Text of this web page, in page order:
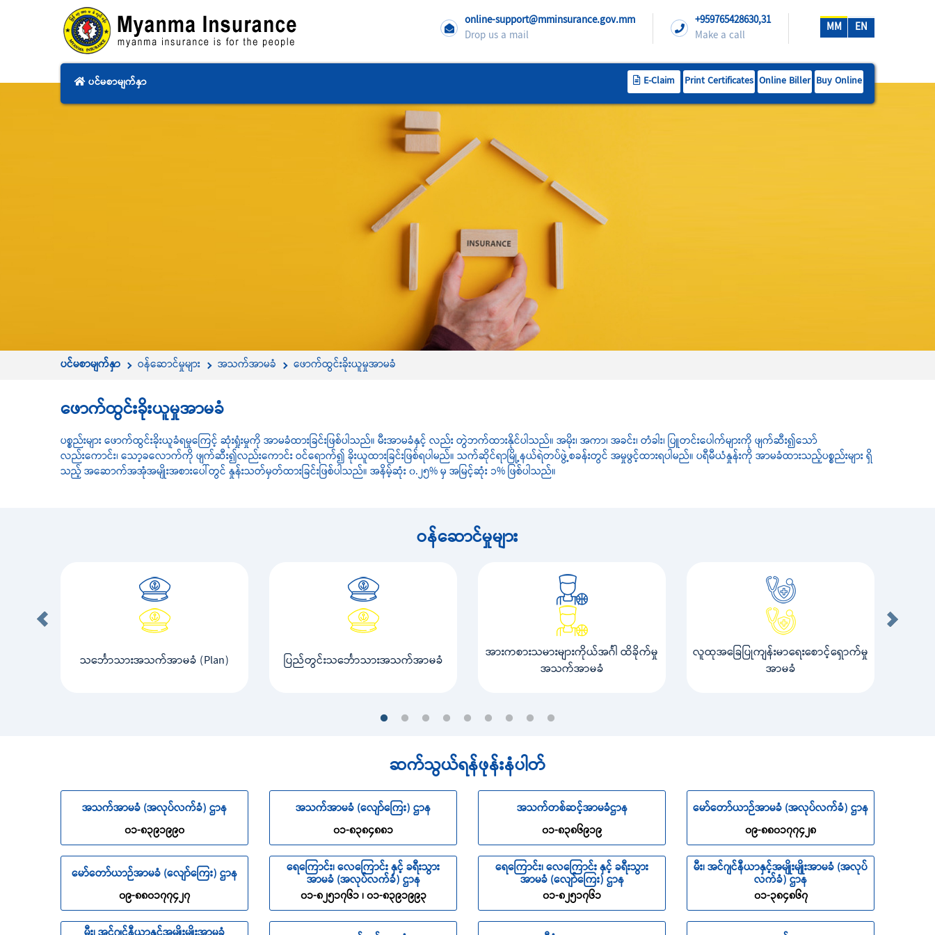
online-support@mminsurance.gov.mm
Drop us a mail
+959765428630,31
Make a call
EN
MM
ပင်မစာမျက်နှာ Buy Online
Online Biller
Print Certificates
E-Claim
ပင်မစာမျက်နှာ ဝန်ဆောင်မှုများ အသက်အာမခံ ဖောက်ထွင်းခိုးယူမှုအာမခံ
ဖောက်ထွင်းခိုးယူမှုအာမခံ
ပစ္စည်းများ ဖောက်ထွင်းခိုးယူခံရမှုကြေင့် ဆုံးရှုံးမှုကို အာမခံထားခြင်းဖြစ်ပါသည်။ မီးအာမခံနှင့် လည်း တွဲဘက်ထားနိုင်ပါသည်။ အမိုး၊ အကာ၊ အခင်း၊ တံခါး၊ ပြူတင်းပေါက်များကို ဖျက်ဆီး၍သော်
လည်းကောင်း၊ သော့ခလောက်ကို ဖျက်ဆီး၍လည်းကောင်း ဝင်ရောက်၍ ခိုးယူထားခြင်းဖြစ်ရပါမည်။ သက်ဆိုင်ရာမြို့နယ်ရဲတပ်ဖွဲ့စခန်းတွင် အမှုဖွင့်ထားရပါမည်။ ပရီမီယံနှုန်းကို အာမခံထားသည့်ပစ္စည်းများ ရှိ
သည့် အဆောက်အအုံအမျိုးအစားပေါ်တွင် နှုန်းသတ်မှတ်ထားခြင်းဖြစ်ပါသည်။ အနိမ့်ဆုံး ၀.၂၅% မှ အမြင့်ဆုံး ၁% ဖြစ်ပါသည်။
ဝန်ဆောင်မှုများ
သင်္ဘောသားအသက်အာမခံ (Plan) ပြည်တွင်းသင်္ဘောသားအသက်အာမခံ
အားကစားသမားများကိုယ်အင်္ဂါ ထိခိုက်မှု
အသက်အာမခံ
လူထုအခြေပြုကျန်းမာရေးစောင့်ရှောက်မှု
အာမခံ
ဆက်သွယ်ရန်ဖုန်းနံပါတ်
အသက်အာမခံ (အလုပ်လက်ခံ) ဌာန
၀၁-၈၃၉၁၉၉၀
အသက်အာမခံ (လျော်ကြေး) ဌာန
၀၁-၈၃၈၄၈၈၁
အသက်တစ်ဆင့်အာမခံဌာန
၀၁-၈၃၈၆၉၁၉
မော်တော်ယာဉ်အာမခံ (အလုပ်လက်ခံ) ဌာန
၀၉-၈၈၀၁၇၇၄၂၈
မော်တော်ယာဉ်အာမခံ (လျော်ကြေး) ဌာန
၀၉-၈၈၀၁၇၇၄၂၇
ရေကြောင်း၊ လေကြောင်း နှင့် ခရီးသွား
အာမခံ (အလုပ်လက်ခံ) ဌာန
၀၁-၈၂၅၁၇၆၁ ၊ ၀၁-၈၃၉၁၉၉၃
ရေကြောင်း၊ လေကြောင်း နှင့် ခရီးသွား
အာမခံ (လျော်ကြေး) ဌာန
၀၁-၈၂၅၁၇၆၁
မီး၊ အင်ဂျင်နီယာနှင့်အမျိုးမျိုးအာမခံ (အလုပ်
လက်ခံ) ဌာန
၀၁-၃၈၄၈၆၇